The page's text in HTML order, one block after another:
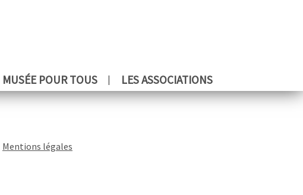
MUSÉE POUR TOUS LES ASSOCIATIONS
Mentions légales